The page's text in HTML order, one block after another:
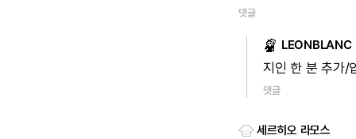
댓글
LEONBLANC
지인 한 분 추가/
댓글
세르히오 라모스